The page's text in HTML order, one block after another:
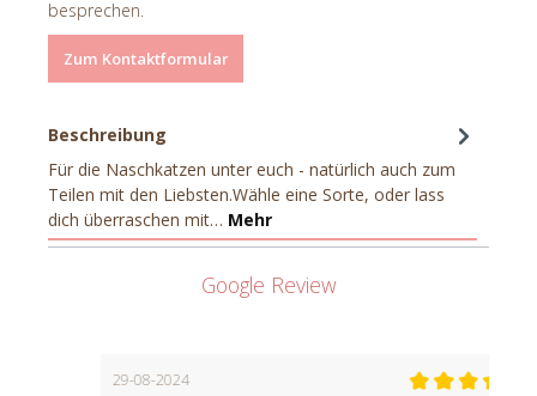
besprechen.
Zum Kontaktformular
Beschreibung
Für die Naschkatzen unter euch - natürlich auch zum
Teilen mit den Liebsten.Wähle eine Sorte, oder lass
dich überraschen mit… Mehr
Google Review
29-08-2024